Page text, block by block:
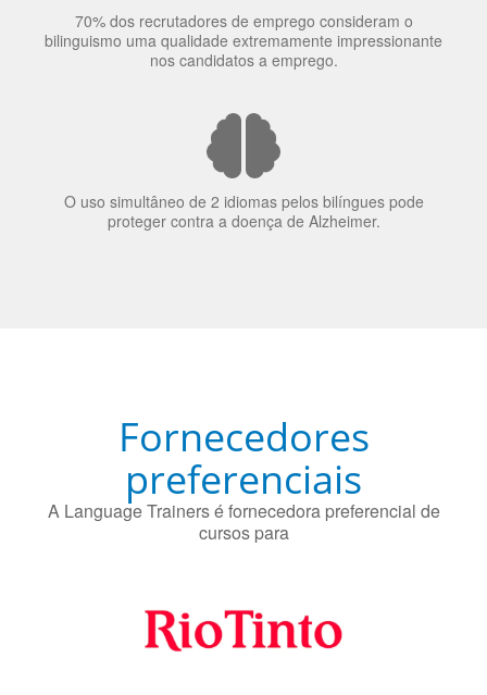
O uso simultâneo de 2 idiomas pelos bilíngues pode
proteger contra a doença de Alzheimer.
preferenciais
A Language Trainers é fornecedora preferencial de
cursos para